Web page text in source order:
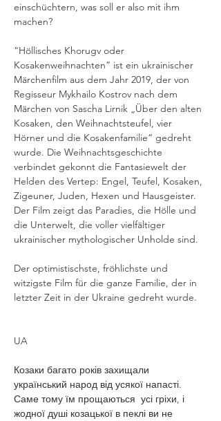
einschüchtern, was soll er also mit ihm
machen?
“Höllisches Khorugv oder
Kosakenweihnachten” ist ein ukrainischer
Märchenfilm aus dem Jahr 2019, der von
Regisseur Mykhailo Kostrov nach dem
Märchen von Sascha Lirnik „Über den alten
Kosaken, den Weihnachtsteufel, vier
Hörner und die Kosakenfamilie“ gedreht
wurde. Die Weihnachtsgeschichte
verbindet gekonnt die Fantasiewelt der
Helden des Vertep: Engel, Teufel, Kosaken,
Zigeuner, Juden, Hexen und Hausgeister.
Der Film zeigt das Paradies, die Hölle und
die Unterwelt, die voller vielfältiger
ukrainischer mythologischer Unholde sind.
Der optimistischste, fröhlichste und
witzigste Film für die ganze Familie, der in
letzter Zeit in der Ukraine gedreht wurde.
UA
Козаки багато років захищали
український народ від усякої напасті.
Саме тому їм прощаються  усі гріхи, і
жодної душі козацької в пеклі ви не